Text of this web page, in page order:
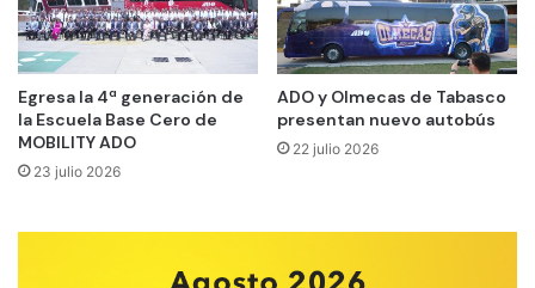
Egresa la 4ª generación de
la Escuela Base Cero de
MOBILITY ADO
23 julio 2026
ADO y Olmecas de Tabasco
presentan nuevo autobús
22 julio 2026